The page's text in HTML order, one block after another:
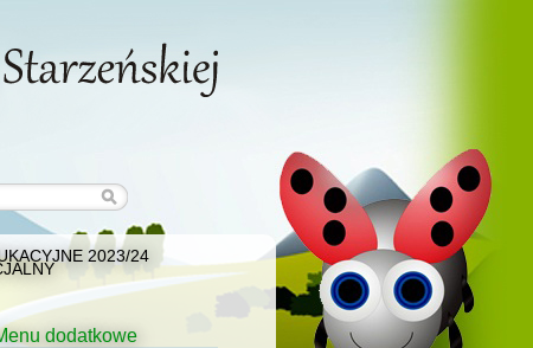
2023/24
dodatkowe